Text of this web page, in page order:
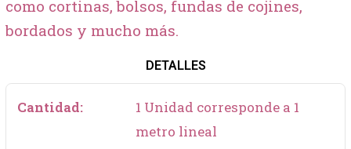
como cortinas, bolsos, fundas de cojines,
bordados y mucho más.
DETALLES
Cantidad:
1 Unidad corresponde a 1
metro lineal